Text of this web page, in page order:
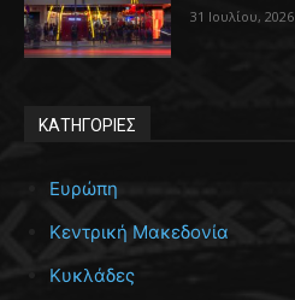
31 Ιουλίου, 2026
ΚΑΤΗΓΟΡΙΕΣ
Ευρώπη
Κεντρική Μακεδονία
Κυκλάδες